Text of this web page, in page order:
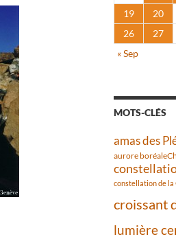
19
20
26
27
« Sep
MOTS-CLÉS
amas des
aurore boréale
constellation de la
croissant
lumière